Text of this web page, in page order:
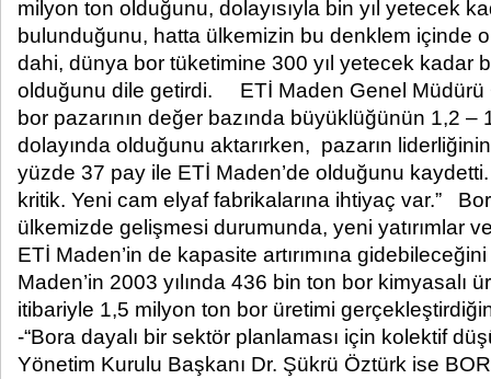
milyon ton olduğunu, dolayısıyla bin yıl yetecek
bulunduğunu, hatta ülkemizin bu denklem içinde
dahi, dünya bor tüketimine 300 yıl yetecek kadar
olduğunu dile getirdi. ETİ Maden Genel Müdürü
bor pazarının değer bazında büyüklüğünün 1,2 –
dolayında olduğunu aktarırken, pazarın
yüzde 37 pay ile ETİ Maden’de olduğunu
kritik. Yeni cam elyaf fabrikalarına ihtiyaç var.”
ülkemizde gelişmesi durumunda, yeni yatırımlar
ETİ Maden’in de kapasite artırımına
Maden’in 2003 yılında 436 bin ton bor kimyasalı
itibariyle 1,5 milyon ton bor üretimi
-“Bora dayalı bir sektör planlaması için kolektif
Yönetim Kurulu Başkanı Dr. Şükrü Öztürk ise